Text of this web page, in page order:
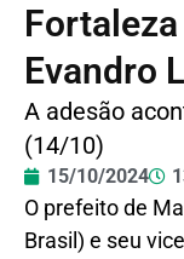
Evandro
A adesão
(14/10)
15/10/2024
O prefeito de
Brasil) e seu